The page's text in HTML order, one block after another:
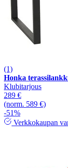
(1)
Honka
Klubitarjous
289 €
(norm. 589 €)
-51%
Verkkokaupan